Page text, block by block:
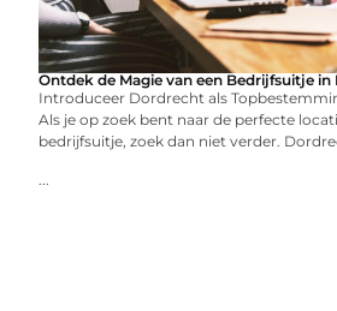
Ontdek de Magie van een Bedrijfsuitje
Introduceer Dordrecht als
Als je op zoek bent naar de perfecte
bedrijfsuitje, zoek dan niet verder.
...